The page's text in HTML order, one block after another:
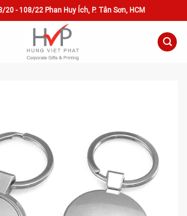
20 - 108/22 Phan Huy Ích, P. Tân Sơn, HCM